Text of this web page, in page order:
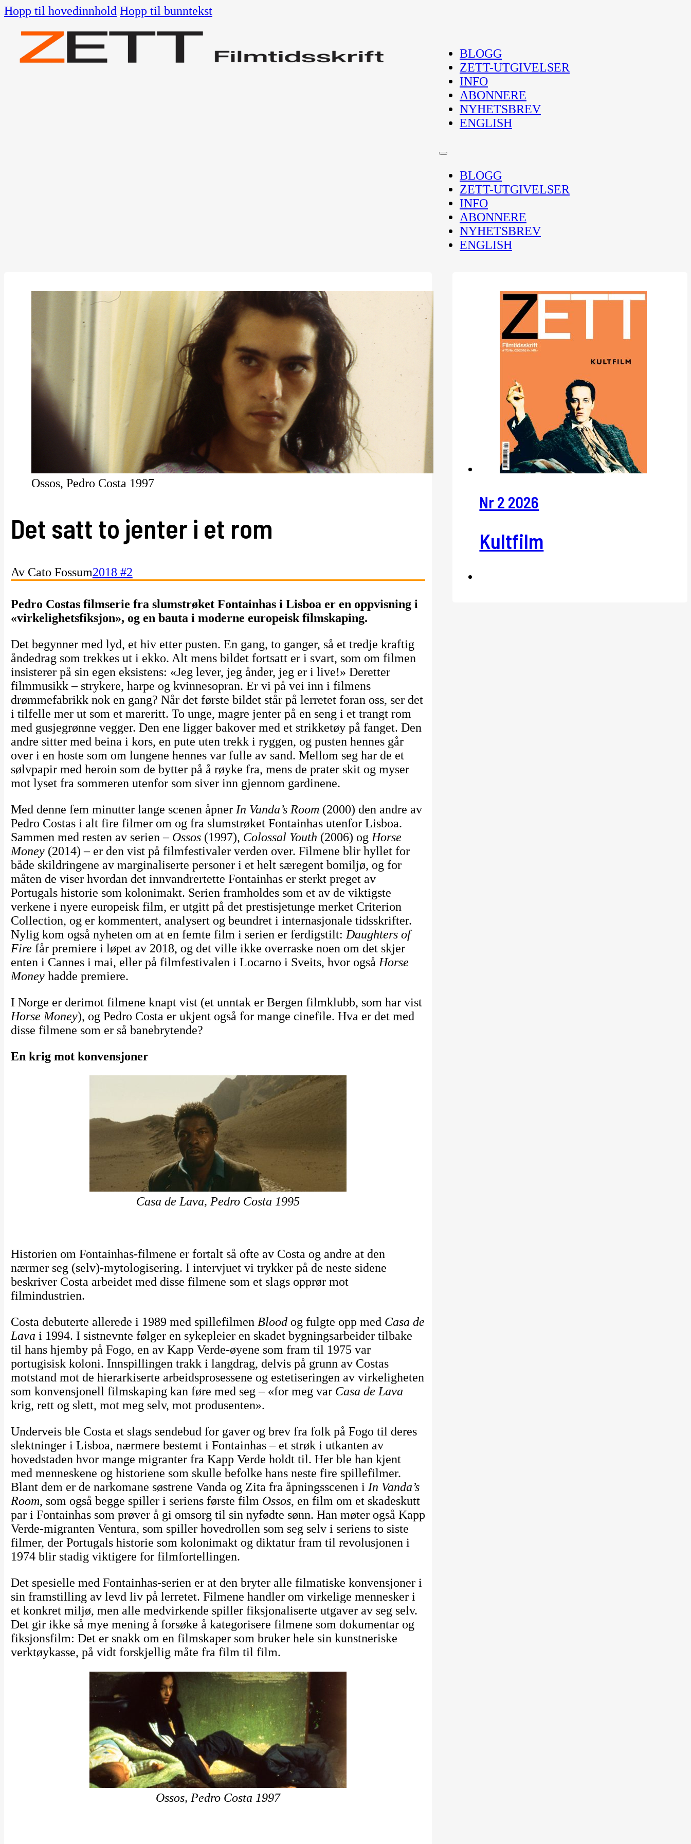
Hopp til hovedinnhold Hopp til bunntekst
BLOGG
ZETT-UTGIVELSER
INFO
ABONNERE
NYHETSBREV
ENGLISH
BLOGG
ZETT-UTGIVELSER
INFO
ABONNERE
NYHETSBREV
ENGLISH
Ossos, Pedro Costa 1997
Det satt to jenter i et rom
Av Cato Fossum2018 #2
Pedro Costas filmserie fra slumstrøket Fontainhas i Lisboa er en oppvisning i
«virkelighetsfiksjon», og en bauta i moderne europeisk filmskaping.
Det begynner med lyd, et hiv etter pusten. En gang, to ganger, så et tredje kraftig
åndedrag som trekkes ut i ekko. Alt mens bildet fortsatt er i svart, som om filmen
insisterer på sin egen eksistens: «Jeg lever, jeg ånder, jeg er i live!» Deretter
filmmusikk – strykere, harpe og kvinnesopran. Er vi på vei inn i filmens
drømmefabrikk nok en gang? Når det første bildet står på lerretet foran oss, ser det
i tilfelle mer ut som et mareritt. To unge, magre jenter på en seng i et trangt rom
med gusjegrønne vegger. Den ene ligger bakover med et strikketøy på fanget. Den
andre sitter med beina i kors, en pute uten trekk i ryggen, og pusten hennes går
over i en hoste som om lungene hennes var fulle av sand. Mellom seg har de et
sølvpapir med heroin som de bytter på å røyke fra, mens de prater skit og myser
mot lyset fra sommeren utenfor som siver inn gjennom gardinene.
Med denne fem minutter lange scenen åpner In Vanda’s Room (2000) den andre av
Pedro Costas i alt fire filmer om og fra slumstrøket Fontainhas utenfor Lisboa.
Sammen med resten av serien – Ossos(1997), Colossal Youth (2006) og Horse
Money(2014) – er den vist på filmfestivaler verden over. Filmene blir hyllet for
både skildringene av marginaliserte personer i et helt særegent bomiljø, og for
måten de viser hvordan det innvandrertette Fontainhas er sterkt preget av
Portugals historie som kolonimakt. Serien framholdes som et av de viktigste
verkene i nyere europeisk film, er utgitt på det prestisjetunge merket Criterion
Collection, og er kommentert, analysert og beundret i internasjonale tidsskrifter.
Nylig kom også nyheten om at en femte film i serien er ferdigstilt: Daughters of
Fire får premiere i løpet av 2018, og det ville ikke overraske noen om det skjer
enten i Cannes i mai, eller på filmfestivalen i Locarno i Sveits, hvor også Horse
Moneyhadde premiere.
I Norge er derimot filmene knapt vist (et unntak er Bergen filmklubb, som har vist
Horse Money), og Pedro Costa er ukjent også for mange cinefile. Hva er det med
disse filmene som er så banebrytende?
En krig mot konvensjoner
Casa de Lava, Pedro Costa 1995
Historien om Fontainhas-filmene er fortalt så ofte av Costa og andre at den
nærmer seg (selv)-mytologisering. I intervjuet vi trykker på de neste sidene
beskriver Costa arbeidet med disse filmene som et slags opprør mot
filmindustrien.
Costa debuterte allerede i 1989 med spillefilmen Bloodog fulgte opp med Casa de
Lava i 1994. I sistnevnte følger en sykepleier en skadet bygningsarbeider tilbake
til hans hjemby på Fogo, en av Kapp Verde-øyene som fram til 1975 var
portugisisk koloni. Innspillingen trakk i langdrag, delvis på grunn av Costas
motstand mot de hierarkiserte arbeidsprosessene og estetiseringen av virkeligheten
som konvensjonell filmskaping kan føre med seg – «for meg var Casa de Lava
krig, rett og slett, mot meg selv, mot produsenten».
Underveis ble Costa et slags sendebud for gaver og brev fra folk på Fogo til deres
slektninger i Lisboa, nærmere bestemt i Fontainhas – et strøk i utkanten av
hovedstaden hvor mange migranter fra Kapp Verde holdt til. Her ble han kjent
med menneskene og historiene som skulle befolke hans neste fire spillefilmer.
Blant dem er de narkomane søstrene Vanda og Zita fra åpningsscenen i In Vanda’s
Room, som også begge spiller i seriens første film Ossos, en film om et skadeskutt
par i Fontainhas som prøver å gi omsorg til sin nyfødte sønn. Han møter også Kapp
Verde-migranten Ventura, som spiller hovedrollen som seg selv i seriens to siste
filmer, der Portugals historie som kolonimakt og diktatur fram til revolusjonen i
1974 blir stadig viktigere for filmfortellingen.
Det spesielle med Fontainhas-serien er at den bryter alle filmatiske konvensjoner i
sin framstilling av levd liv på lerretet. Filmene handler om virkelige mennesker i
et konkret miljø, men alle medvirkende spiller fiksjonaliserte utgaver av seg selv.
Det gir ikke så mye mening å forsøke å kategorisere filmene som dokumentar og
fiksjonsfilm: Det er snakk om en filmskaper som bruker hele sin kunstneriske
verktøykasse, på vidt forskjellig måte fra film til film.
Ossos, Pedro Costa 1997
Nr 2 2026
Kultfilm